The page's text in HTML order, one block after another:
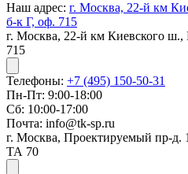
Наш адрес: г. Москва, 22-й км
б-к Г, оф. 715
г. Москва, 22-й км Киевского
715
Телефоны: +7 (495) 150-50-31
Пн-Пт: 9:00-18:00
Сб: 10:00-17:00
Почта: info@tk-sp.ru
г. Москва, Проектируемый пр-д.
ТА 70